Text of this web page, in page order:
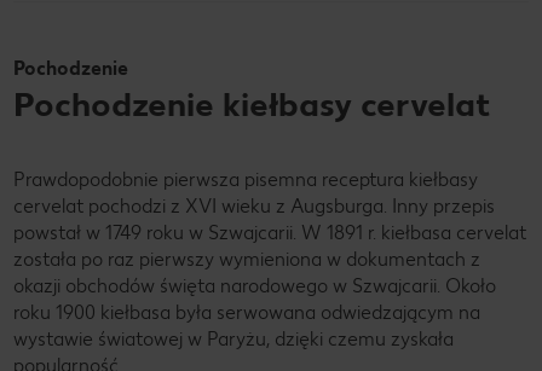
Pochodzenie
Pochodzenie kiełbasy cervelat
Prawdopodobnie pierwsza pisemna receptura kiełbasy
cervelat pochodzi z XVI wieku z Augsburga. Inny przepis
powstał w 1749 roku w Szwajcarii. W 1891 r. kiełbasa cervelat
została po raz pierwszy wymieniona w dokumentach z
okazji obchodów święta narodowego w Szwajcarii. Około
roku 1900 kiełbasa była serwowana odwiedzającym na
wystawie światowej w Paryżu, dzięki czemu zyskała
popularność.